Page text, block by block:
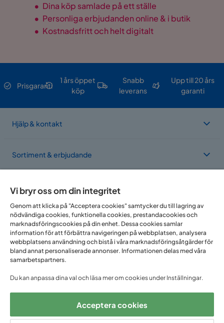
• Dina köp samlade på ett ställe
• Personliga erbjudanden online & i butik
• Kostnadsfritt och helt digitalt
Prisgaranti
1 års öppet
köp
Snabb
leverans
Upp till 20 års
garanti
Hjälp & kontakt
Sortiment & erbjudande
Vi finns i flera länder
Följ oss på:
Vi bryr oss om din integritet
Genom att klicka på "Acceptera cookies" samtycker du till lagring av
nödvändiga cookies, funktionella cookies, prestandacookies och
marknadsföringscookies på din enhet. Dessa cookies samlar
information för att förbättra navigeringen på webbplatsen, analysera
webbplatsens användning och bistå i våra marknadsföringsåtgärder för
bland annat personaliserade annonser. Informationen delas med våra
samarbetspartners.
Du kan anpassa dina val och läsa mer om cookies under Inställningar.
Acceptera cookies